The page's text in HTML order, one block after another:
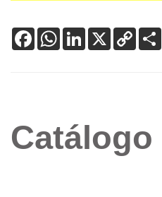
FacebookWhatsApp
LinkedIn
X Copy
Link
Catálogo